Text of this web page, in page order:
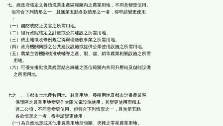
七、經政府核定之養殖漁業生產區範圍內之農業用地，不同意變更使用。
但符合下列情形之一，且無第五點各款情形之一者，得申請變更使用
：
（一）國防或防止災害之所需用地。
（二）經行政院核定之計畫或公共建設之所需用地。
（三）依土地徵收條例規定得辦理徵收事業之所需用地。
（四）政府機關興辦之公共建設設施或提供公眾使用設施之所需用地。
（五）農業主管機關核准或輔導之產、製、儲、銷等農業相關設施之所需
用地。
（六）可優先推動漁業經營結合綠能之區位範圍內共同升壓站及儲能設備
之所需用地。
七之一、非都市土地農牧用地、林業用地、養殖用地及都市計畫農業區、
保護區之農業用地變更作太陽光電設施使用，其變更使用面積未
達二公頃，不同意變更使用。但符合下列情形之一，且無第五點
各款情形之一者，得申請變更使用：
(一) 為自然地形或其他非農業用地所包圍、夾雜之零星農業用地。